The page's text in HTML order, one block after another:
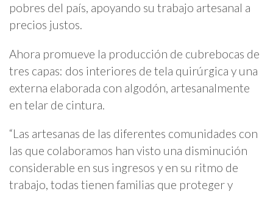
pobres del país, apoyando su trabajo artesanal a
precios justos.
Ahora promueve la producción de cubrebocas de
tres capas: dos interiores de tela quirúrgica y una
externa elaborada con algodón, artesanalmente
en telar de cintura.
“Las artesanas de las diferentes comunidades con
las que colaboramos han visto una disminución
considerable en sus ingresos y en su ritmo de
trabajo, todas tienen familias que proteger y